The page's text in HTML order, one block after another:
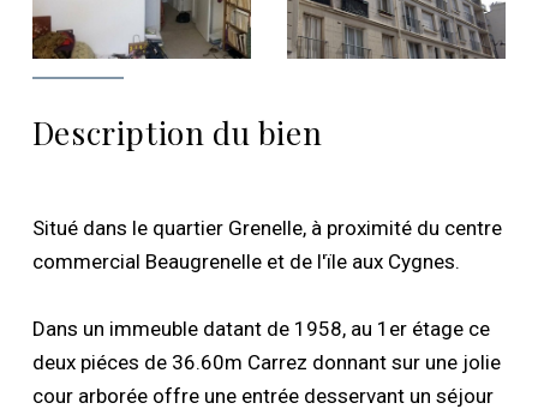
Description du bien
Situé dans le quartier Grenelle, à proximité du centre
commercial Beaugrenelle et de l'ïle aux Cygnes.
Dans un immeuble datant de 1958, au 1er étage ce
deux piéces de 36.60m Carrez donnant sur une jolie
cour arborée offre une entrée desservant un séjour